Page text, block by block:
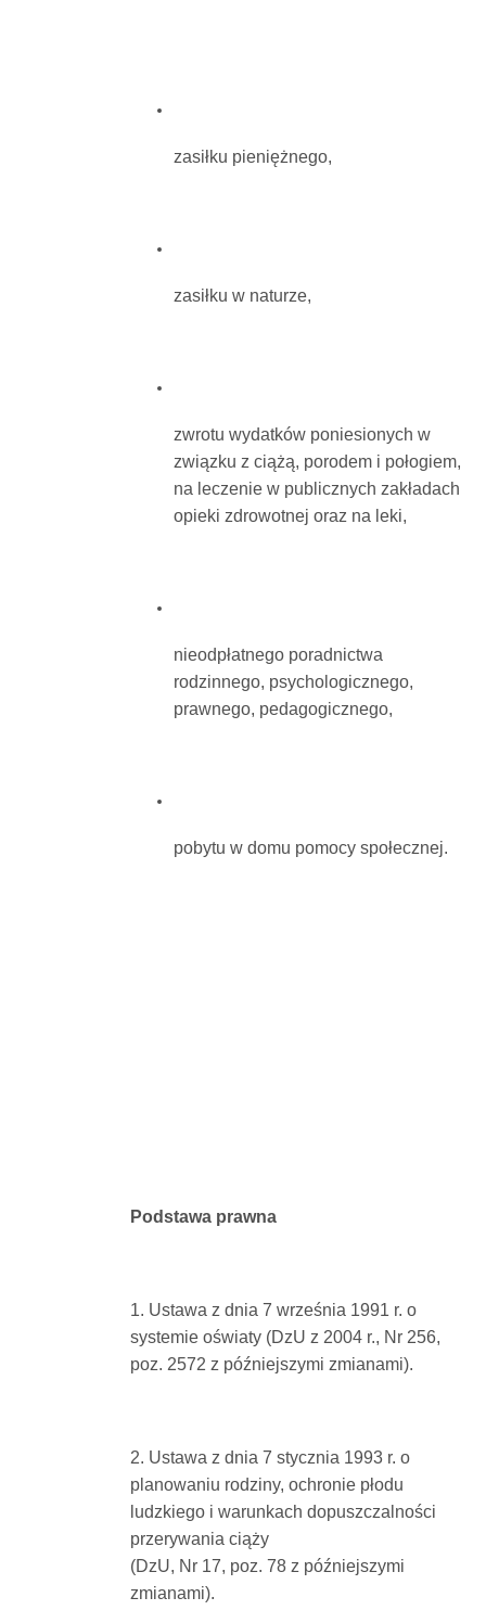
zasiłku pieniężnego,
zasiłku w naturze,
zwrotu wydatków poniesionych w
związku z ciążą, porodem i połogiem,
na leczenie w publicznych zakładach
opieki zdrowotnej oraz na leki,
nieodpłatnego poradnictwa
rodzinnego, psychologicznego,
prawnego, pedagogicznego,
pobytu w domu pomocy społecznej.
Podstawa prawna
1. Ustawa z dnia 7 września 1991 r. o
systemie oświaty (DzU z 2004 r., Nr 256,
poz. 2572 z późniejszymi zmianami).
2. Ustawa z dnia 7 stycznia 1993 r. o
planowaniu rodziny, ochronie płodu
ludzkiego i warunkach dopuszczalności
przerywania ciąży
(DzU, Nr 17, poz. 78 z późniejszymi
zmianami).